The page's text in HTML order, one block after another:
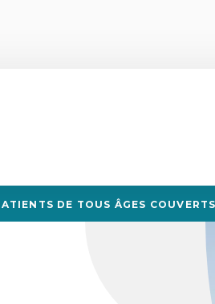
DE TOUS ÂGES